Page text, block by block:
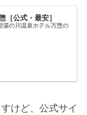
［公式・最安］
湯の川温泉ホテル万惣の
けど、公式サイ